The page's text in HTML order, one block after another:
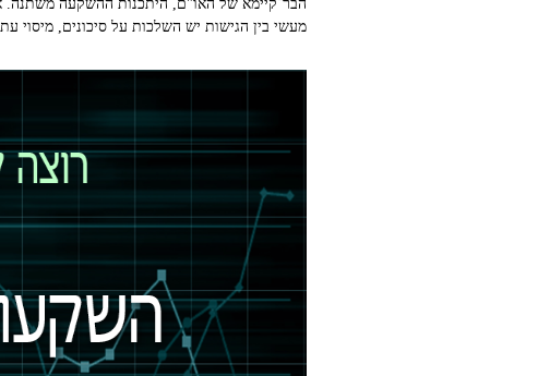
מעשי בין הגישות יש השלכות על סיכונים, מיסוי